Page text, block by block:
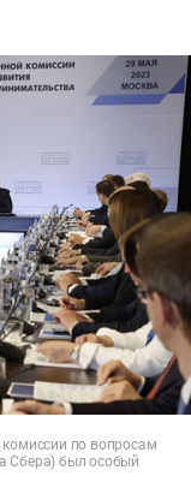
по вопросам
Сбера) был особый